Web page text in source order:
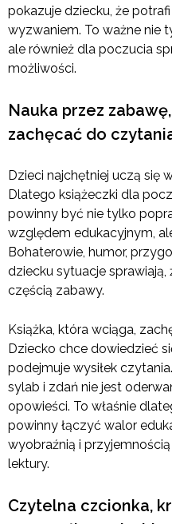
pokazuje dziecku, że
wyzwaniem. To ważne nie
ale również dla poczucia
możliwości.
Nauka przez
zachęcać do
Dzieci najchętniej uczą się
Dlatego książeczki dla
powinny być nie tylko
względem edukacyjnym,
Bohaterowie, humor,
dziecku sytuacje sprawiają,
częścią zabawy.
Książka, która wciąga,
Dziecko chce dowiedzieć
podejmuje wysiłek
sylab i zdań nie jest
opowieści. To właśnie
powinny łączyć walor
wyobraźnią i
lektury.
Czytelna czcionka,